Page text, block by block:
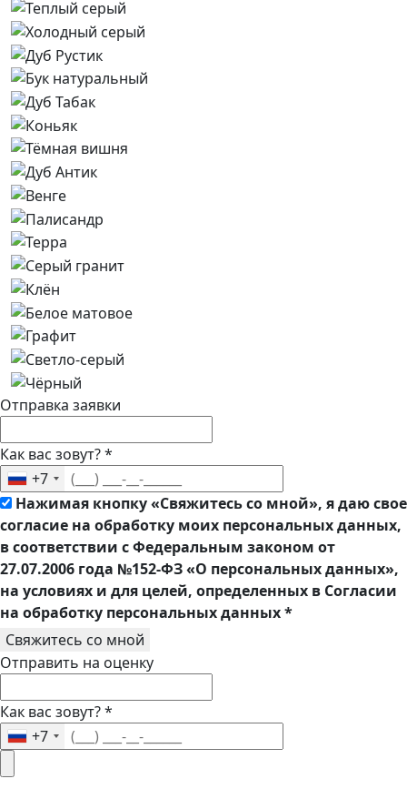
Отправка заявки
Как вас зовут?*
+7
Нажимая кнопку «Свяжитесь со мной», я даю свое
согласие на обработку моих персональных данных,
в соответствии с Федеральным законом от
27.07.2006 года №152-ФЗ «О персональных данных»,
на условиях и для целей, определенных в Согласии
на обработку персональных данных*
Свяжитесь со мной
Отправить на оценку
Как вас зовут?*
+7